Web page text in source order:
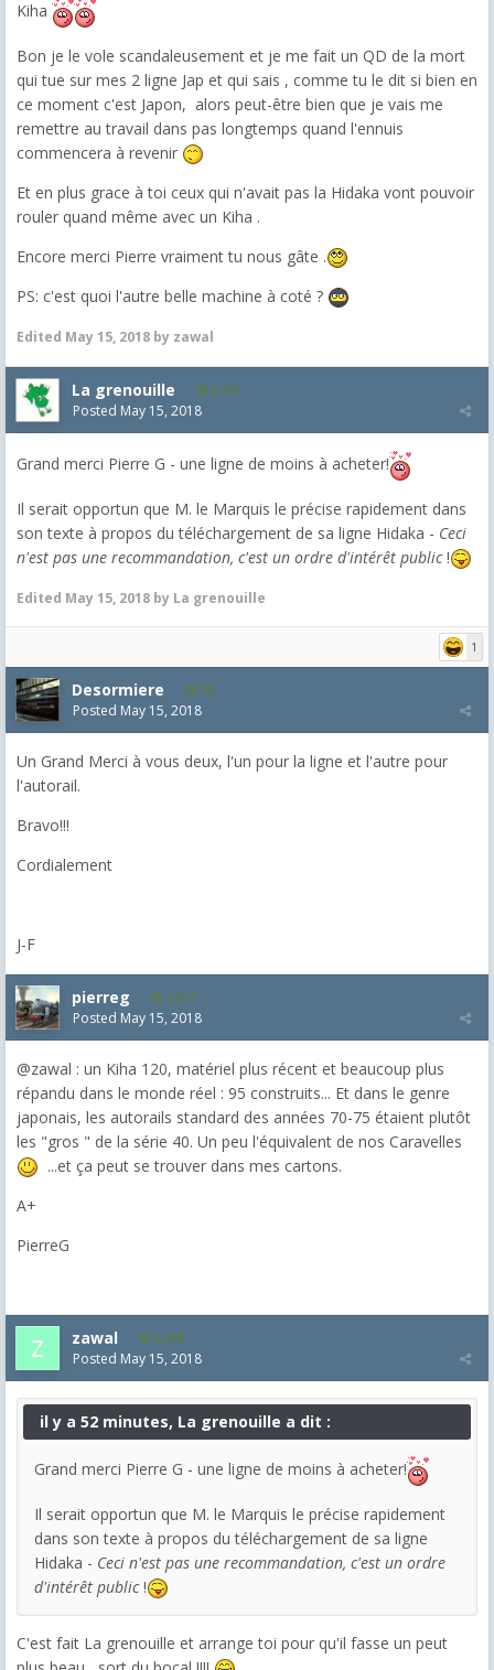
Kiha
Bon je le vole scandaleusement et je me fait un QD de la mort
qui tue sur mes 2 ligne Jap et qui sais , comme tu le dit si bien en
ce moment c'est Japon, alors peut-être bien que je vais me
remettre au travail dans pas longtemps quand l'ennuis
commencera à revenir
Et en plus grace à toi ceux qui n'avait pas la Hidaka vont pouvoir
rouler quand même avec un Kiha .
Encore merci Pierre vraiment tu nous gâte .
PS: c'est quoi l'autre belle machine à coté ?
Edited May 15, 2018 by zawal
La grenouille 3,271
Posted May 15, 2018
Grand merci Pierre G - une ligne de moins à acheter!
Il serait opportun que M. le Marquis le précise rapidement dans
son texte à propos du téléchargement de sa ligne Hidaka - Ceci
n'est pas une recommandation, c'est un ordre d'intérêt public!
Edited May 15, 2018 by La grenouille
1
Desormiere 39
Posted May 15, 2018
Un Grand Merci à vous deux, l'un pour la ligne et l'autre pour
l'autorail.
Bravo!!!
Cordialement
J-F
pierreg 4,012
Posted May 15, 2018
@zawal : un Kiha 120, matériel plus récent et beaucoup plus
répandu dans le monde réel : 95 construits... Et dans le genre
japonais, les autorails standard des années 70-75 étaient plutôt
les "gros " de la série 40. Un peu l'équivalent de nos Caravelles
...et ça peut se trouver dans mes cartons.
A+
PierreG
zawal 3,318
Posted May 15, 2018
il y a 52 minutes, La grenouille a dit :
Grand merci Pierre G - une ligne de moins à acheter!
Il serait opportun que M. le Marquis le précise rapidement
dans son texte à propos du téléchargement de sa ligne
Hidaka - Ceci n'est pas une recommandation, c'est un ordre
d'intérêt public!
C'est fait La grenouille et arrange toi pour qu'il fasse un peut